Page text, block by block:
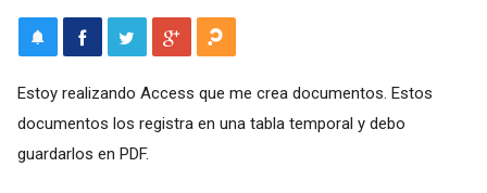
Estoy realizando Access que me crea documentos. Estos
documentos los registra en una tabla temporal y debo
guardarlos en PDF.